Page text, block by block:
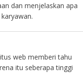
dan menjelaskan apa
web memberi tahu
itu seberapa tinggi